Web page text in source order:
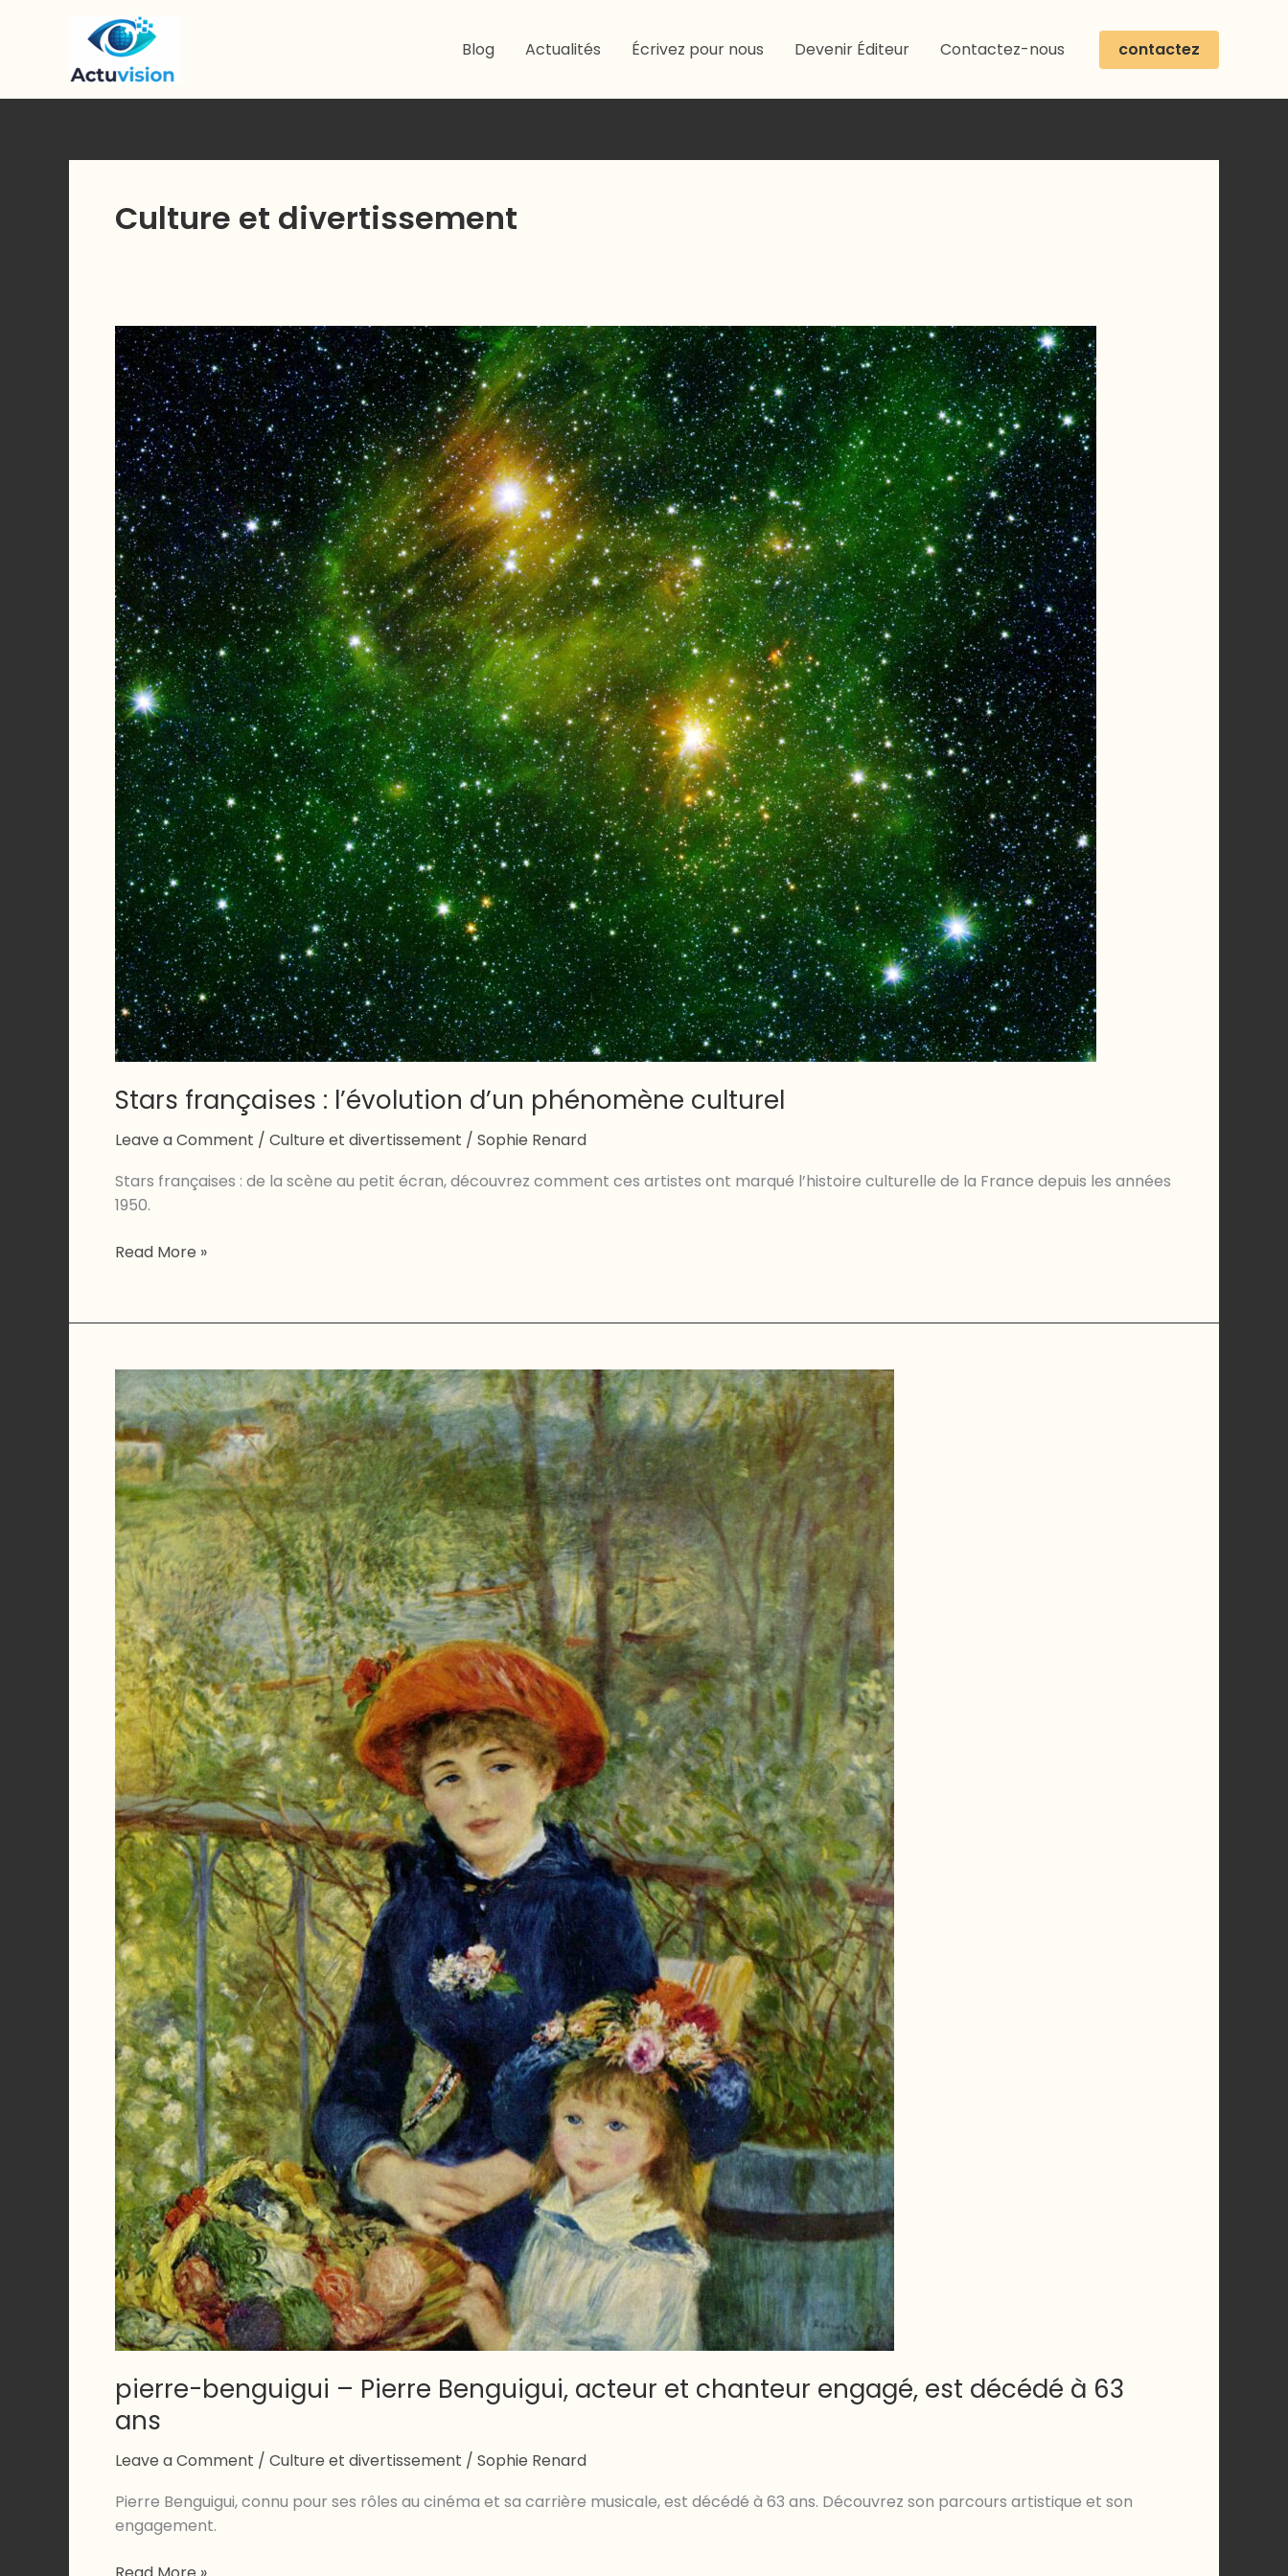
Blog Actualités Écrivez pour nous Devenir Éditeur Contactez-nous contactez
Culture et divertissement
Stars françaises : l’évolution d’un phénomène culturel
Leave a Comment / Culture et divertissement / Sophie Renard
Stars françaises : de la scène au petit écran, découvrez comment ces artistes ont marqué l’histoire culturelle de la France depuis les années
1950.
Stars
l’évolution
phénomène
culturel
Read More »
pierre-benguigui – Pierre Benguigui, acteur et chanteur engagé, est décédé à 63
ans
Leave a Comment / Culture et divertissement / Sophie Renard
Pierre Benguigui, connu pour ses rôles au cinéma et sa carrière musicale, est décédé à 63 ans. Découvrez son parcours artistique et son
engagement.